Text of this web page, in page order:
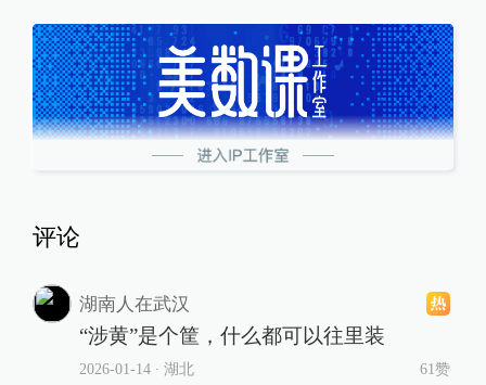
评论
湖南人在武汉
“涉黄”是个筐，什么都可以往里装
2026-01-14∙ 湖北 61赞